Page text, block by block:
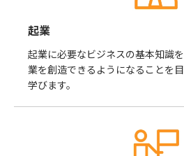
起業
起業に必要なビジネスの基本知識
業を創造できるようになることを
学びます。